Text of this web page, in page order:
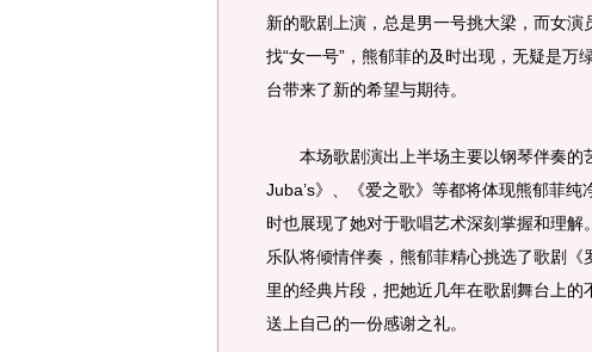
新的歌剧上演，总是男一号挑大梁，而女
找“女一号”，熊郁菲的及时出现，无疑是
台带来了新的希望与期待。
本场歌剧演出上半场主要以钢琴伴奏的
Juba’s》、《爱之歌》等都将体现熊郁菲
时也展现了她对于歌唱艺术深刻掌握和理
乐队将倾情伴奏，熊郁菲精心挑选了歌剧《
里的经典片段，把她近几年在歌剧舞台上
送上自己的一份感谢之礼。